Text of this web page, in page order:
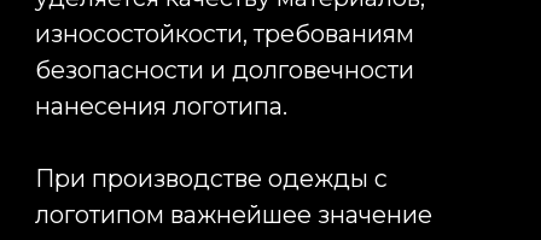
чтобы мы приступили
к реализации вашей
рекламной кампании уже